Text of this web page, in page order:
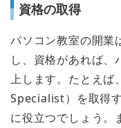
資格の取得
パソコン教室の開業
し、資格があれば、
上します。たとえ
Specialist）を取得
に役立つでしょう。